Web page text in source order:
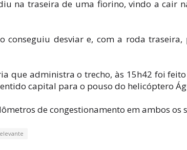
na traseira de uma fiorino, vindo a cair
conseguiu desviar e, com a roda traseira,
que administra o trecho, às 15h42 foi
capital para o pouso do helicóptero
de congestionamento em ambos os